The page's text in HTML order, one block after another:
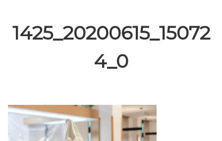
1425_20200615_15072
4_0